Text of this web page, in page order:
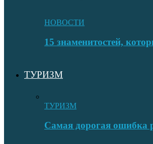
НОВОСТИ
15 знаменитостей,
ТУРИЗМ
ТУРИЗМ
Самая дорогая ошибка